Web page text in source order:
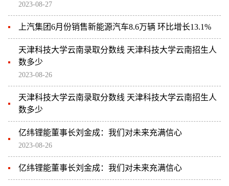
2023-08-27
上汽集团6月份销售新能源汽车8.6万辆 环比增长13.1%
天津科技大学云南录取分数线 天津科技大学云南招生人
数多少
2023-08-26
天津科技大学云南录取分数线 天津科技大学云南招生人
数多少
亿纬锂能董事长刘金成：我们对未来充满信心
2023-08-26
亿纬锂能董事长刘金成：我们对未来充满信心